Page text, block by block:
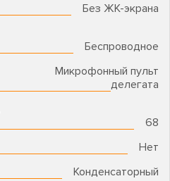
Без ЖК-экрана
Беспроводное
Микрофонный пульт
делегата
68
Нет
Конденсаторный